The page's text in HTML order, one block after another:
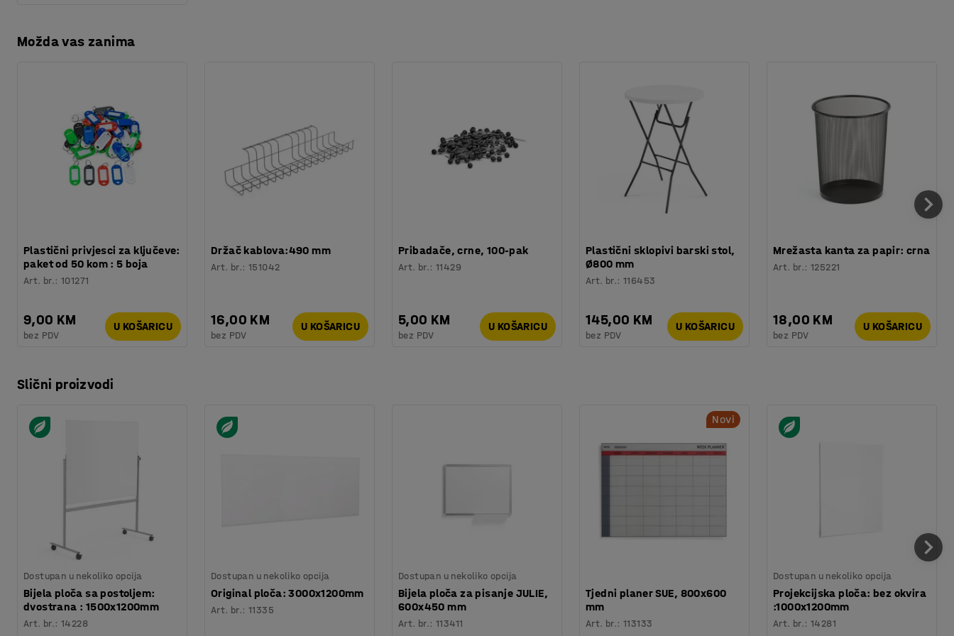
Možda vas zanima
Plastični privjesci za ključeve:
paket od 50 kom : 5 boja
Art. br.:101271
9,00 KM
bez PDV
U KOŠARICU
Držač kablova:490 mm
Art. br.:151042
16,00 KM
bez PDV
U KOŠARICU
Pribadače, crne, 100-pak
Art. br.:11429
5,00 KM
bez PDV
U KOŠARICU
Plastični sklopivi barski stol,
Ø800 mm
Art. br.:116453
145,00 KM
bez PDV
U KOŠARICU
Mrežasta kanta za papir: crna
Art. br.:125221
18,00 KM
bez PDV
U KOŠARICU
Slični proizvodi
Dostupan u nekoliko opcija
Bijela ploča sa postoljem:
dvostrana : 1500x1200mm
Art. br.:14228
Dostupan u nekoliko opcija
Original ploča: 3000x1200mm
Art. br.:11335
Dostupan u nekoliko opcija
Bijela ploča za pisanje JULIE,
600x450 mm
Art. br.:113411
Novi
Tjedni planer SUE, 800x600
mm
Art. br.:113133
Dostupan u nekoliko opcija
Projekcijska ploča: bez okvira
:1000x1200mm
Art. br.:14281